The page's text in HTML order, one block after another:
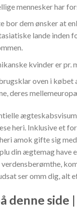
mennesker har
bor dem ønsker at
lande inden
kvinder er pr.
oven i
deres
heri. Inklusive et
amok gifte sig
din ægtemag
verdensberømthe,
ser omm dig, alt
denne